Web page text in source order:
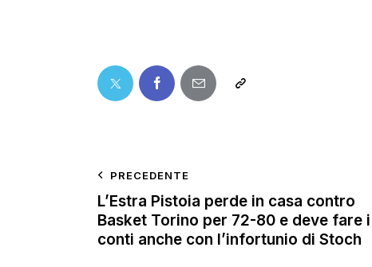
PRECEDENTE
L’Estra Pistoia perde in casa contro
Basket Torino per 72-80 e deve fare i
conti anche con l’infortunio di Stoch